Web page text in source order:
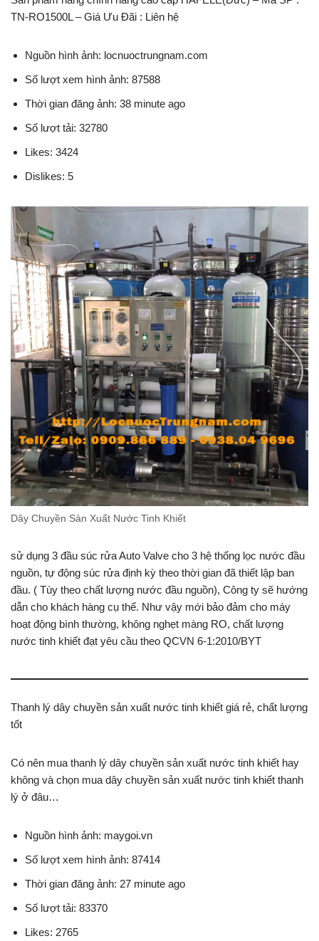
TN-RO1500L – Giá Ưu Đãi : Liên hệ
Nguồn hình ảnh: locnuoctrungnam.com
Số lượt xem hình ảnh: 87588
Thời gian đăng ảnh: 38 minute ago
Số lượt tải: 32780
Likes: 3424
Dislikes: 5
Dây Chuyền Sản Xuất Nước Tinh Khiết
sử dụng 3 đầu súc rửa Auto Valve cho 3 hệ thống lọc nước đầu
nguồn, tự động súc rửa định kỳ theo thời gian đã thiết lập ban
đầu. ( Tùy theo chất lượng nước đầu nguồn), Công ty sẽ hướng
dẫn cho khách hàng cụ thể. Như vậy mới bảo đảm cho máy
hoạt động bình thường, không nghẹt màng RO, chất lượng
nước tinh khiết đạt yêu cầu theo QCVN 6-1:2010/BYT
Thanh lý dây chuyền sản xuất nước tinh khiết giá rẻ, chất lượng
tốt
Có nên mua thanh lý dây chuyền sản xuất nước tinh khiết hay
không và chọn mua dây chuyền sản xuất nước tinh khiết thanh
lý ở đâu…
Nguồn hình ảnh: maygoi.vn
Số lượt xem hình ảnh: 87414
Thời gian đăng ảnh: 27 minute ago
Số lượt tải: 83370
Likes: 2765